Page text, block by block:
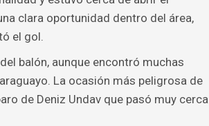
clara oportunidad dentro del área,
el gol.
balón, aunque encontró muchas
La ocasión más peligrosa de
de Deniz Undav que pasó muy cerca